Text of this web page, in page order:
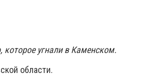
угнали в Каменском.
области.